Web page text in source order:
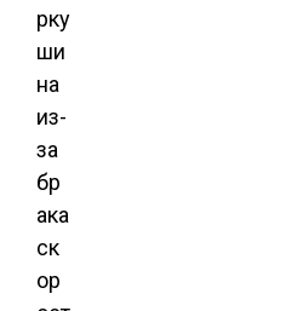
рку
ши
на
из-
за
бр
ака
ск
ор